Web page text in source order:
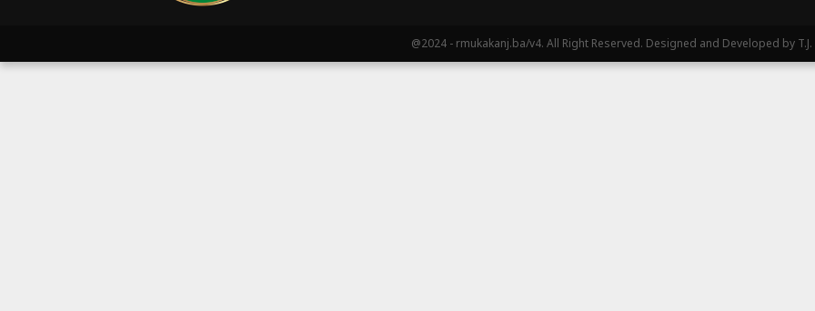
@2024 - rmukakanj.ba/v4. All Right Reserved. Designed and Developed by T.J.